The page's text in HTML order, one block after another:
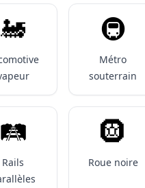
🚂 🚇️
Métro
souterrain
🛤️
Rails
🛞
Roue noire